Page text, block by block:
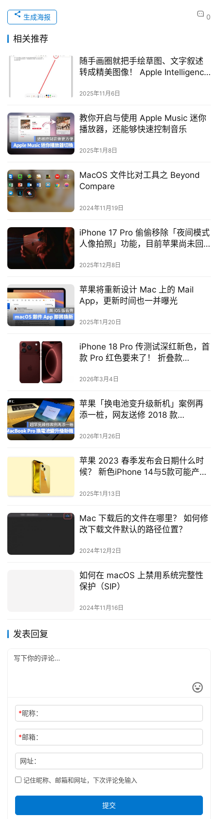
0
生成海报
相关推荐
随手画圈就把手绘草图、文字叙述
转成精美图像！ Apple Intelligence
2025年11月6日
教你开启与使用 Apple Music 迷你
播放器，还能够快速控制音乐
2025年1月8日
MacOS 文件比对工具之 Beyond
Compare
2024年11月19日
iPhone 17 Pro 偷偷移除「夜间模式
人像拍照」功能，目前苹果尚未回
2025年12月8日
苹果将重新设计 Mac 上的 Mail
App，更新时间也一并曝光
2025年1月20日
iPhone 18 Pro 传测试深红新色，首
款 Pro 红色要来了！ 折叠款
2026年3月4日
苹果「换电池变升级新机」案例再
添一桩，网友送修 2018 款
2026年1月26日
苹果 2023 春季发布会日期什么时
候？ 新色iPhone 14与5款可能产品
2025年1月13日
Mac 下载后的文件在哪里？ 如何修
改下载文件默认的路径位置？
2024年12月2日
如何在 macOS 上禁用系统完整性
保护（SIP）
2024年11月16日
发表回复
*昵称：
*邮箱：
网址：
记住昵称、邮箱和网址，下次评论免输入
提交